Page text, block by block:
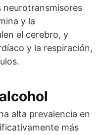
neurotransmisores
y la
el cerebro, y
y la respiración,
alta prevalencia en
más